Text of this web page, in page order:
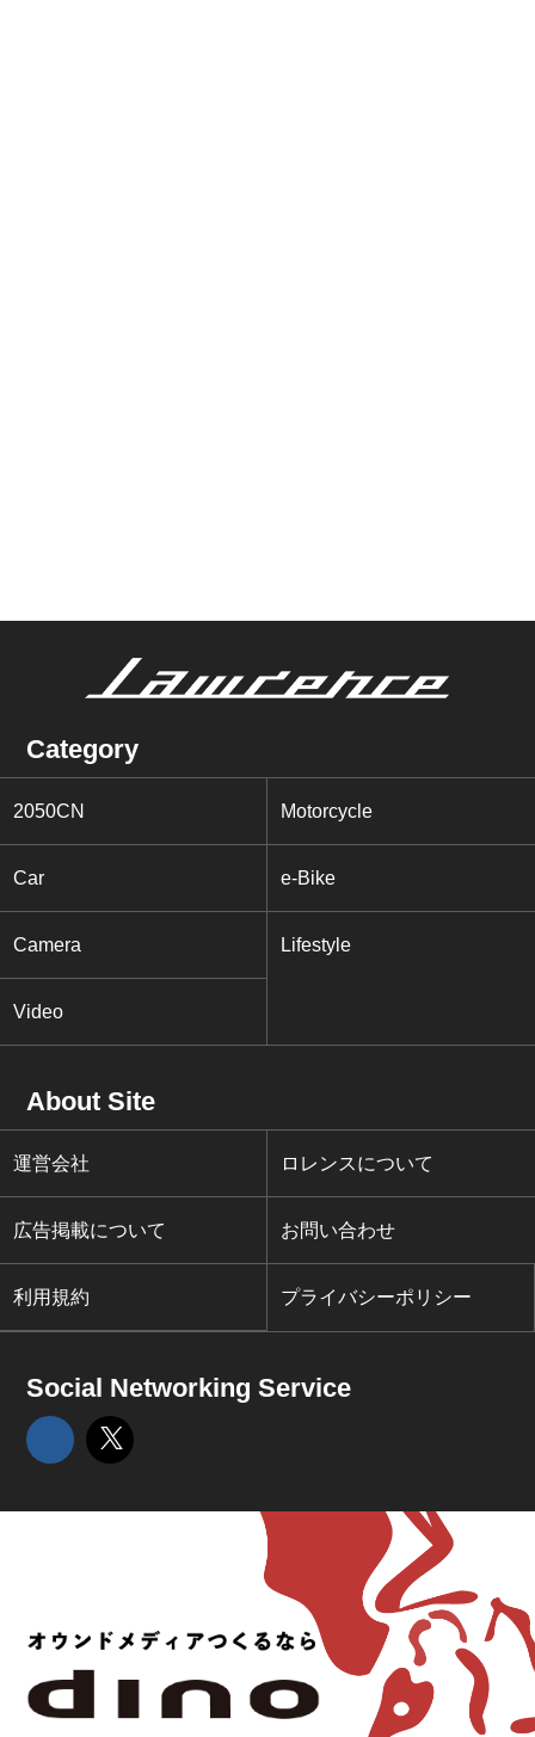
Category
2050CN Motorcycle
Car e-Bike
Camera Lifestyle
Video
About Site
運営会社 ロレンスについて
広告掲載について お問い合わせ
利用規約 プライバシーポリシー
Social Networking Service